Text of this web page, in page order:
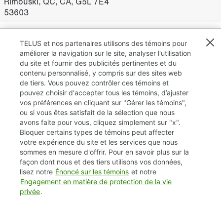
53603
technicien(ne), Télécom, réseau et réseautique
Québec, QC, CA, G1P 4R4
55290
Résultats1 – 4
TELUS.com
Vie privée / Cookies (témoins)
Accessibilité
TELUS et nos partenaires utilisons des témoins pour
améliorer la navigation sur le site, analyser l'utilisation
du site et fournir des publicités pertinentes et du
contenu personnalisé, y compris sur des sites web
de tiers. Vous pouvez contrôler ces témoins et
pouvez choisir d'accepter tous les témoins, d’ajuster
vos préférences en cliquant sur "Gérer les témoins",
ou si vous êtes satisfait de la sélection que nous
avons faite pour vous, cliquez simplement sur "x".
Bloquer certains types de témoins peut affecter
votre expérience du site et les services que nous
sommes en mesure d'offrir. Pour en savoir plus sur la
façon dont nous et des tiers utilisons vos données,
lisez notre Énoncé sur les témoins et notre
Engagement en matière de protection de la vie
privée.